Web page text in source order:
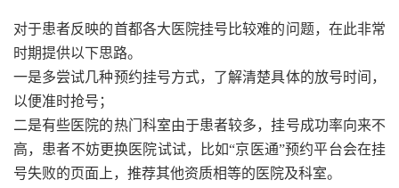
对于患者反映的首都各大医院挂号比较难的问题，在此非常
时期提供以下思路。
一是多尝试几种预约挂号方式，了解清楚具体的放号时间，
以便准时抢号；
二是有些医院的热门科室由于患者较多，挂号成功率向来不
高，患者不妨更换医院试试，比如“京医通”预约平台会在挂
号失败的页面上，推荐其他资质相等的医院及科室。